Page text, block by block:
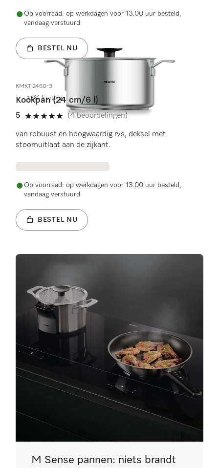
Op voorraad: op werkdagen voor 13.00 uur besteld,
vandaag verstuurd
BESTEL NU
15% korting
KMKT 2460-3
Kookpan (24 cm/6 l)
5
5 sterren op 5
(4 beoordelingen)
van robuust en hoogwaardig rvs, deksel met
stoomuitlaat aan de zijkant.
Op voorraad: op werkdagen voor 13.00 uur besteld,
vandaag verstuurd
BESTEL NU
M Sense pannen: niets brandt